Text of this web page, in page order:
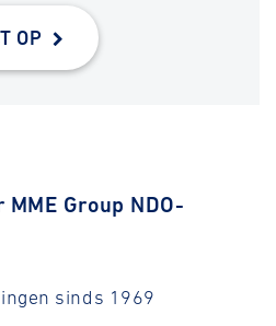
OP
Group NDO-
sinds 1969